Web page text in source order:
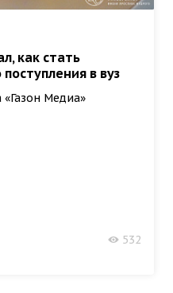
как стать
в вуз
Медиа»
532